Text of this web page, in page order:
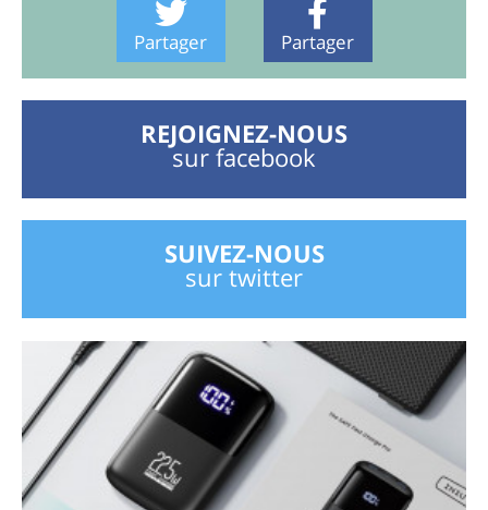
Partager Partager
REJOIGNEZ-NOUS
sur facebook
SUIVEZ-NOUS
sur twitter